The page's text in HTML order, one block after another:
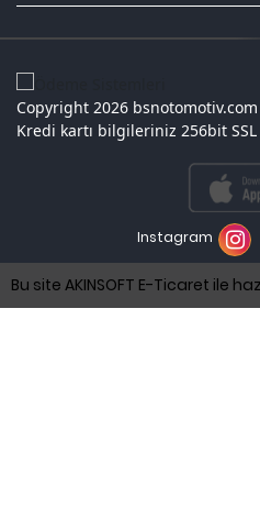
Copyright 2026 bsnotomotiv.com
Kredi kartı bilgileriniz 256bit
Instagram
Bu site AKINSOFT E-Ticaret ile